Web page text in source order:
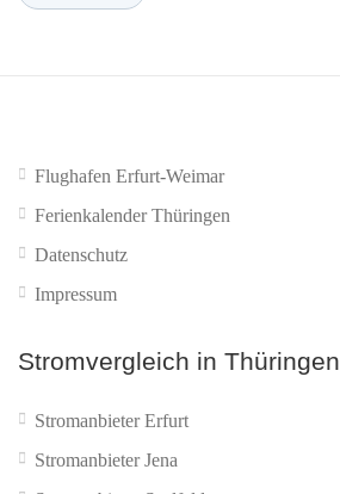
Flughafen Erfurt-Weimar
Ferienkalender Thüringen
Datenschutz
Impressum
Stromvergleich in Thüringen
Stromanbieter Erfurt
Stromanbieter Jena